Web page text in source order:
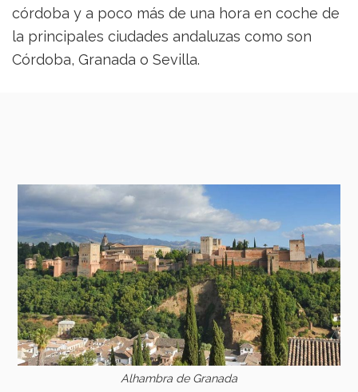
córdoba y a poco más de una hora en coche de
la principales ciudades andaluzas como son
Córdoba, Granada o Sevilla.
Alhambra de Granada